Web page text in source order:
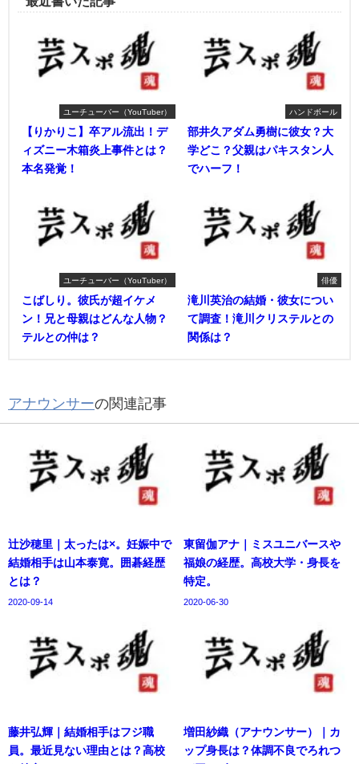
ユーチューバー（YouTuber）
【りかりこ】卒アル流出！デ
ィズニー木箱炎上事件とは？
本名発覚！
ハンドボール
部井久アダム勇樹に彼女？大
学どこ？父親はパキスタン人
でハーフ！
ユーチューバー（YouTuber）
こばしり。彼氏が超イケメ
ン！兄と母親はどんな人物？
テルとの仲は？
俳優
滝川英治の結婚・彼女につい
て調査！滝川クリステルとの
関係は？
アナウンサーの関連記事
辻沙穂里｜太ったは×。妊娠中で
結婚相手は山本泰寛。囲碁経歴
とは？
2020-09-14
東留伽アナ｜ミスユニバースや
福娘の経歴。高校大学・身長を
特定。
2020-06-30
藤井弘輝｜結婚相手はフジ職
員。最近見ない理由とは？高校
増田紗織（アナウンサー）｜カ
ップ身長は？体調不良でろれつ